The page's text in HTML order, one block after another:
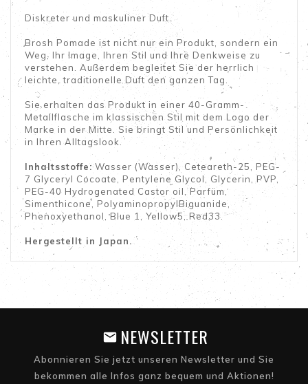
Diskreter und maskuliner Duft.
Brosh Pomade ist nicht nur ein Produkt, sondern ein
Weg, Ihr Image, Ihren Stil und Ihre Denkweise zu
verstehen. Außerdem begleitet Sie der herrlich
leichte, traditionelle Duft den ganzen Tag.
Sie erhalten das Produkt in einer 40-Gramm-
Metallflasche im klassischen Stil mit dem Logo der
Marke in der Mitte. Sie bringt Stil und Persönlichkeit
in Ihren Alltagslook.
Inhaltsstoffe:Wasser (Wasser), Ceteareth-25, PEG-
7 Glyceryl Cocoate, Pentylene Glycol, Glycerin, PVP,
PEG-40 Hydrogenated Castor oil, Parfüm,
Simenthicone, PolyaminopropylBiguanide,
Phenoxyethanol, Blue 1, Yellow5, Red33.
Hergestellt in Japan.
NEWSLETTER
Abonnieren Sie jetzt unseren Newsletter und Sie
bekommen alle Infos ganz bequem und Aktionen!